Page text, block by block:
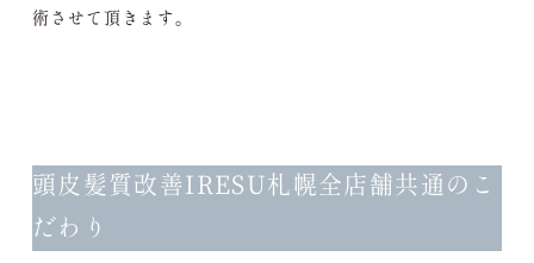
術させて頂きます。
頭皮髪質改善IRESU札幌全店舗共通のこ
だわり